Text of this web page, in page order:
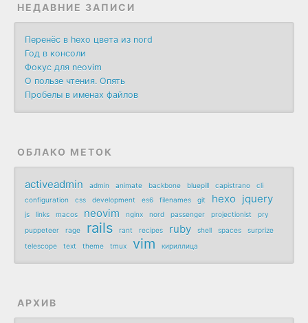
НЕДАВНИЕ ЗАПИСИ
Перенёс в hexo цвета из nord
Год в консоли
Фокус для neovim
О пользе чтения. Опять
Пробелы в именах файлов
ОБЛАКО МЕТОК
activeadmin admin animate backbone bluepill capistrano
cli
configuration
css development es6 filenames git hexo jquery
js links macos neovim nginx nord passenger projectionist
pry
puppeteer
rage rails rant recipes ruby shell spaces
surprize
telescope
text theme tmux vim кириллица
АРХИВ